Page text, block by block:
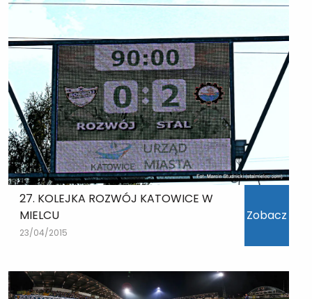
27. KOLEJKA ROZWÓJ KATOWICE W
MIELCU
23/04/2015
Zobacz